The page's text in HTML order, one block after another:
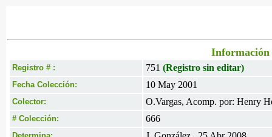
Información
Registro # : 751 (Registro sin editar)
Fecha Colección: 10 May 2001
Colector: O.Vargas, Acomp. por: Henry
# Colección: 666